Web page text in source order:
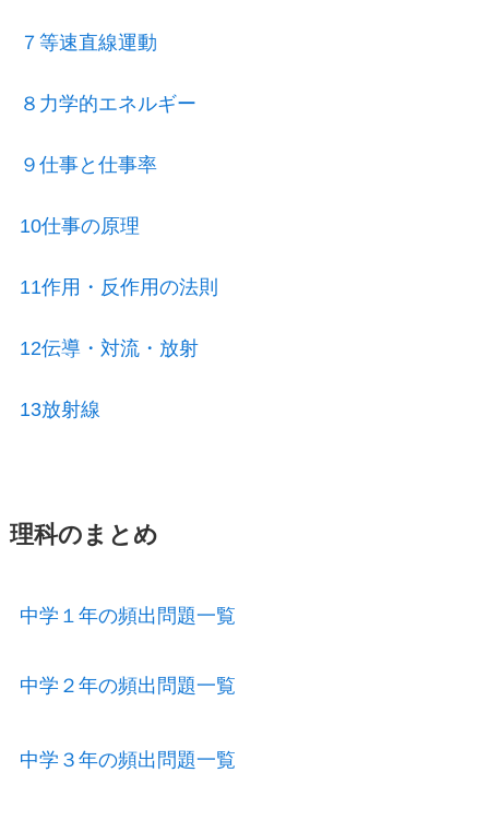
７等速直線運動
８力学的エネルギー
９仕事と仕事率
10仕事の原理
11作用・反作用の法則
12伝導・対流・放射
13放射線
理科のまとめ
中学１年の頻出問題一覧
中学２年の頻出問題一覧
中学３年の頻出問題一覧